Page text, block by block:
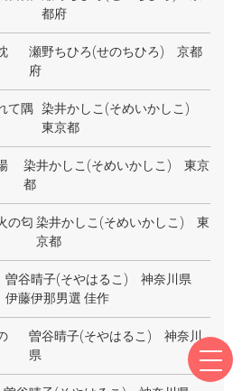
都府
瀬野ちひろ(せのちひろ) 京都
府
て隅 染井かしこ(そめいかしこ)
東京都
染井かしこ(そめいかしこ) 東京
都
の匂 染井かしこ(そめいかしこ) 東
京都
曽谷晴子(そやはるこ) 神奈川県
伊藤伊那男選 佳作
曽谷晴子(そやはるこ) 神奈川
県